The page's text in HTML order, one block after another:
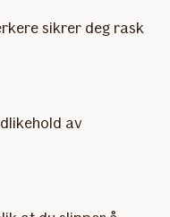
sikrer deg rask
av